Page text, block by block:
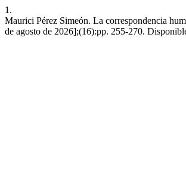
1.
Maurici Pérez Simeón. La correspondencia
de agosto de 2026];(16):pp. 255-270.